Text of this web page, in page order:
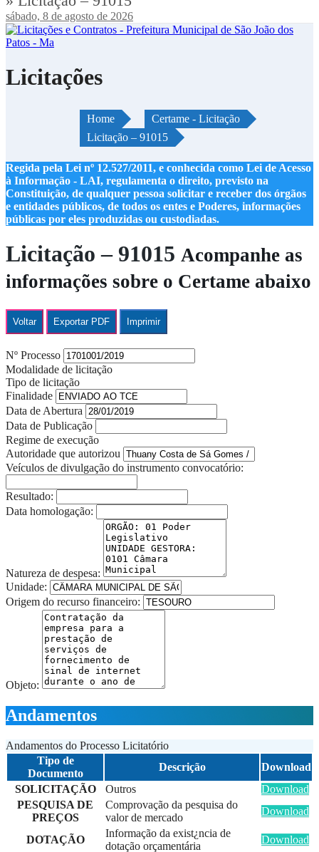
sábado, 8 de agosto de 2026
Licitações
Home
Certame - Licitação
Licitação – 91015
Regida pela Lei nº 12.527/2011, e conhecida como Lei de Acesso
à Informação - LAI, regulamenta o direito, previsto na
Constituição, de qualquer pessoa solicitar e receber dos órgãos
e entidades públicos, de todos os entes e Poderes, informações
públicas por eles produzidas ou custodiadas.
Licitação – 91015 Acompanhe as
informações sobre o Certame abaixo
Voltar Exportar PDF Imprimir
Nº Processo
Modalidade de licitação
Tipo de licitação
Finalidade
Data de Abertura
Data de Publicação
Regime de execução
Autoridade que autorizou
Veículos de divulgação do instrumento convocatório:
Resultado:
Data homologação:
Natureza de despesa:
Unidade:
Origem do recurso financeiro:
Objeto:
Andamentos
Andamentos do Processo Licitatório
Tipo de
Documento
Descrição
Download
SOLICITAÇÃO
Outros
Download
PESQUISA DE
PREÇOS
Comprovação da pesquisa do
valor de mercado
Download
DOTAÇÃO
Informação da exist¿ncia de
dotação orçamentária
Download